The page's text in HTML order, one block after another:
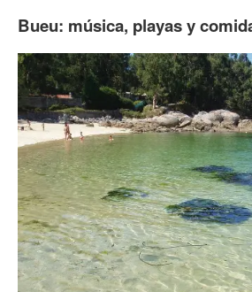
Bueu: música, playas y